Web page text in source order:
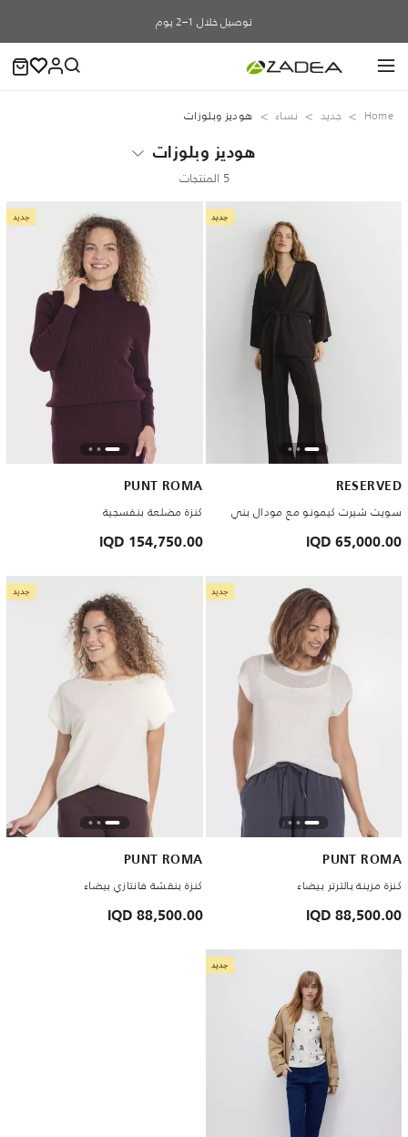
توصيل خلال 1–2 يوم
Home جديد نساء هوديز وبلوزات
هوديز وبلوزات
5 المنتجات
RESERVED
سويت شيرت كيمونو مع مودال بني
65,000.00 IQD
PUNT ROMA
كنزة مضلعة بنفسجية
154,750.00 IQD
PUNT ROMA
كنزة مزينة بالترتر بيضاء
88,500.00 IQD
PUNT ROMA
كنزة بنقشة فانتازي بيضاء
88,500.00 IQD